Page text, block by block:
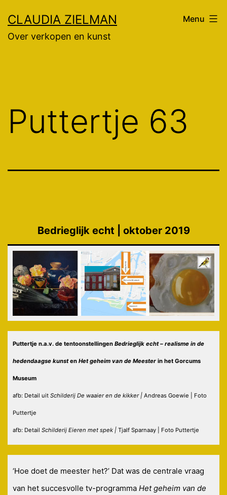
naar
de
CLAUDIA ZIELMAN
Over verkopen en kunst
Menu
Puttertje 63
Bedrieglijk echt | oktober 2019
Puttertje n.a.v. de tentoonstellingen Bedrieglijk echt – realisme in de
hedendaagse kunsten Het geheim van de Meester in het Gorcums
Museum
afb: Detail uit Schilderij De waaier en de kikker | Andreas Goewie | Foto
Puttertje
afb: Detail Schilderij Eieren met spek | Tjalf Sparnaay | Foto Puttertje
‘Hoe doet de meester het?’ Dat was de centrale vraag
van het succesvolle tv-programma Het geheim van de